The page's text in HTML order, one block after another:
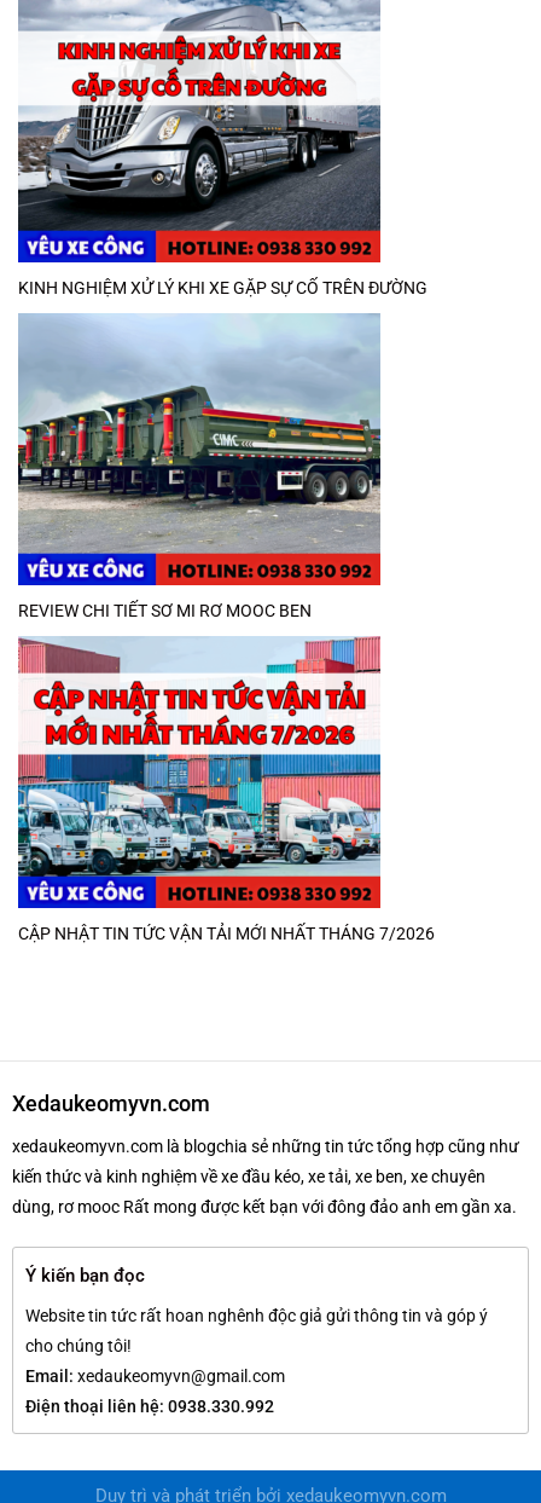
KINH NGHIỆM XỬ LÝ KHI XE GẶP SỰ CỐ TRÊN ĐƯỜNG
REVIEW CHI TIẾT SƠ MI RƠ MOOC BEN
CẬP NHẬT TIN TỨC VẬN TẢI MỚI NHẤT THÁNG 7/2026
Xedaukeomyvn.com
xedaukeomyvn.com là blogchia sẻ những tin tức tổng hợp cũng như
kiến thức và kinh nghiệm về xe đầu kéo, xe tải, xe ben, xe chuyên
dùng, rơ mooc Rất mong được kết bạn với đông đảo anh em gần xa.
Ý kiến bạn đọc
Website tin tức rất hoan nghênh độc giả gửi thông tin và góp ý
cho chúng tôi!
Email: xedaukeomyvn@gmail.com
Điện thoại liên hệ: 0938.330.992
Duy trì và phát triển bởi xedaukeomyvn.com